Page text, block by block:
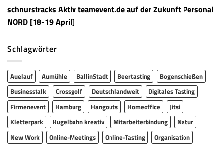
schnurstracks Aktiv teamevent.de auf der Zukunft Personal
NORD [18-19 April]
Schlagwörter
Auelauf Aumühle BallinStadt Beertasting
Bogenschießen
Businesstalk
Crossgolf Deutschlandweit
Digitales Tasting
Firmenevent
Hamburg Hangouts Homeoffice
Jitsi
Kletterpark
Kugelbahn kreativ Mitarbeiterbindung
Natur
New Work
Online-Meetings Online-Tasting
Organisation